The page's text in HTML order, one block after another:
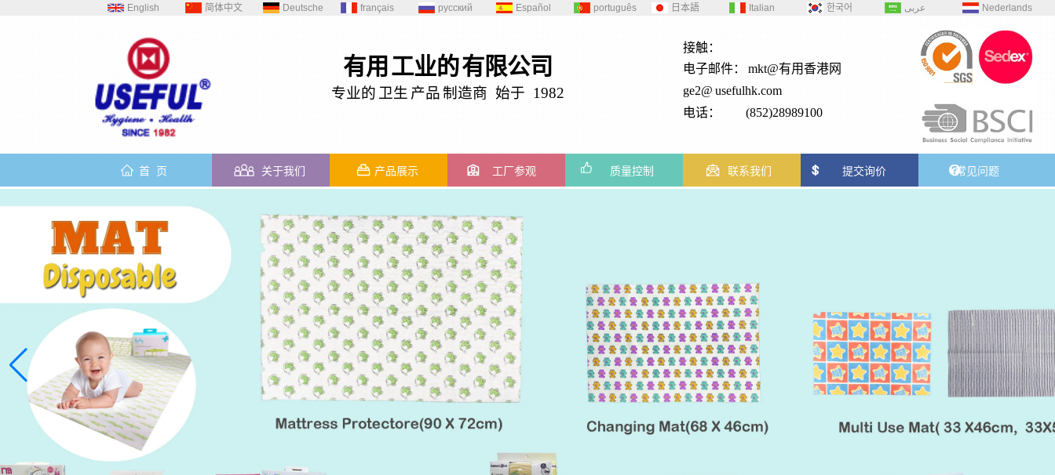
English 简体中文 Deutsche français русский Español português 日本語 Italian 한국어 عربى Nederlands
有用 工业的有限公司
专业的 卫生 产品制造商 始于 1982
接触：
电子邮件：
mkt@有用香港网
ge2@ usefulhk.com
电话： (852)28989100
首 页 关于我们 产品展示 工厂参观 质量控制 联系我们 提交询价 常见问题